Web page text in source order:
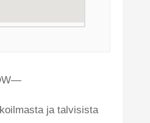
ja talvisista